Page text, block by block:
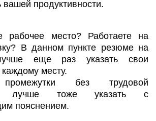
вашей продуктивности.
рабочее место? Работаете на
В данном пункте резюме на
еще раз указать свои
месту.
без трудовой
лучше тоже указать с
пояснением.